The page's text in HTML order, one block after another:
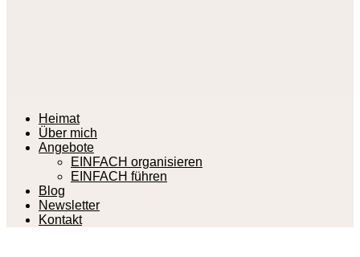
Heimat
Über mich
Angebote
EINFACH organisieren
EINFACH führen
Blog
Newsletter
Kontakt